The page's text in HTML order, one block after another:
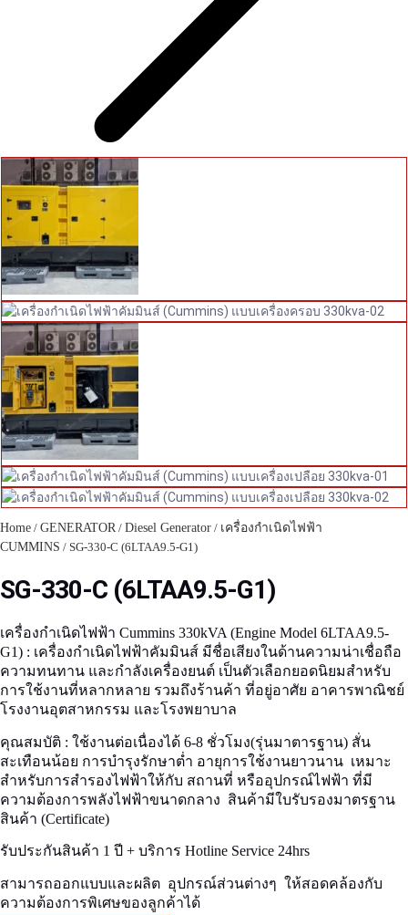
Home / GENERATOR/ Diesel Generator / เครื่องกำเนิดไฟฟ้า
CUMMINS / SG-330-C (6LTAA9.5-G1)
SG-330-C (6LTAA9.5-G1)
เครื่องกำเนิดไฟฟ้า Cummins 330kVA (Engine Model 6LTAA9.5-
G1) : เครื่องกำเนิดไฟฟ้าคัมมินส์ มีชื่อเสียงในด้านความน่าเชื่อถือ
ความทนทาน และกำลังเครื่องยนต์ เป็นตัวเลือกยอดนิยมสำหรับ
การใช้งานที่หลากหลาย รวมถึงร้านค้า ที่อยู่อาศัย อาคารพาณิชย์
โรงงานอุตสาหกรรม และโรงพยาบาล
คุณสมบัติ : ใช้งานต่อเนื่องได้ 6-8 ชั่วโมง(รุ่นมาตารฐาน) สั่น
สะเทือนน้อย การบำรุงรักษาต่ำ อายุการใช้งานยาวนาน เหมาะ
สำหรับการสำรองไฟฟ้าให้กับ สถานที่ หรืออุปกรณ์ไฟฟ้า ที่มี
ความต้องการพลังไฟฟ้าขนาดกลาง สินค้ามีใบรับรองมาตรฐาน
สินค้า (Certificate)
รับประกันสินค้า 1 ปี + บริการ Hotline Service 24hrs
สามารถออกแบบและผลิต อุปกรณ์ส่วนต่างๆ ให้สอดคล้องกับ
ความต้องการพิเศษของลูกค้าได้